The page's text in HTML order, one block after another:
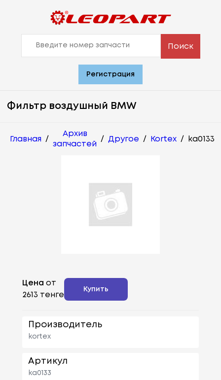
Поиск
Регистрация
Фильтр воздушный BMW
Главная /
Архив
запчастей
/ Другое / Kortex / ka0133
Цена от
2613 тенге
Купить
Производитель
kortex
Артикул
ka0133